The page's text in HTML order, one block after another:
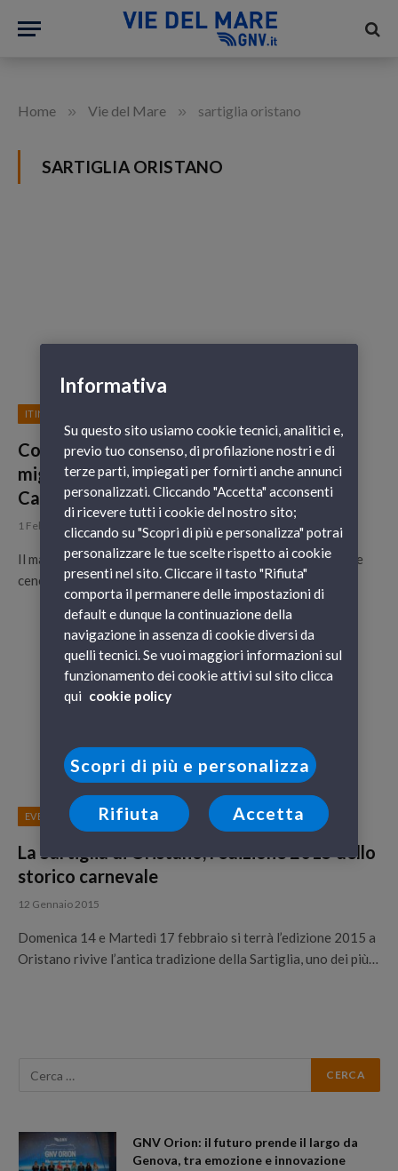
Home » Vie del Mare » sartiglia oristano
SARTIGLIA ORISTANO
ITINERARI
Cosa fare per Martedì Grasso? I luoghi
migliori in Italia per festeggiare la fine del
Carnevale
1 Febbraio 2017
Il martedì grasso è l’ultimo giorno prima del mercoledì delle
ceneri, con il quale si dà inizio alla Quaresima cristiana,…
EVENTI
La Sartiglia di Oristano, l'edizione 2015 dello
storico carnevale
12 Gennaio 2015
Domenica 14 e Martedì 17 febbraio si terrà l’edizione 2015 a
Oristano rivive l’antica tradizione della Sartiglia, uno dei più…
GNV Orion: il futuro prende il largo da
Genova, tra emozione e innovazione
Informativa
Su questo sito usiamo cookie tecnici, analitici e,
previo tuo consenso, di profilazione nostri e di
terze parti, impiegati per fornirti anche annunci
personalizzati. Cliccando "Accetta" acconsenti
di ricevere tutti i cookie del nostro sito;
cliccando su "Scopri di più e personalizza" potrai
personalizzare le tue scelte rispetto ai cookie
presenti nel sito. Cliccare il tasto "Rifiuta"
comporta il permanere delle impostazioni di
default e dunque la continuazione della
navigazione in assenza di cookie diversi da
quelli tecnici. Se vuoi maggiori informazioni sul
funzionamento dei cookie attivi sul sito clicca
qui cookie policy
Scopri di più e personalizza
Rifiuta Accetta